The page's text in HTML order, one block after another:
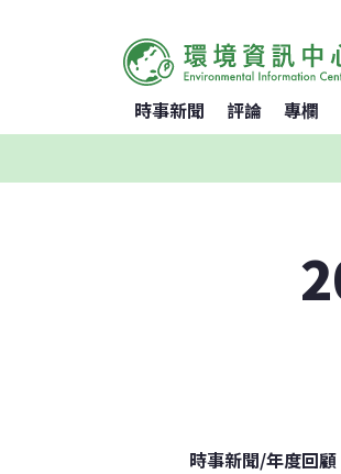
時事新聞 評論 專欄
時事新聞/年度回顧